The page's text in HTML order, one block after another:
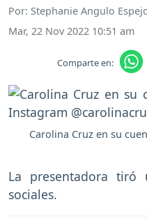
Por: Stephanie Angulo
Mar, 22 Nov 2022 10:51 am
Comparte en:
Carolina Cruz en su
La presentadora
sociales.